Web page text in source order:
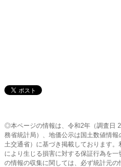
◎本ページの情報は、令和2年（調査日
務省統計局）、地価公示は国土数値情
土交通省）に基づき掲載しております
により生じる損害に対する保証行為を
の情報の収集に関しては、必ず統計元の